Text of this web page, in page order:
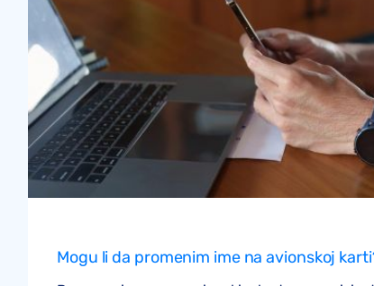
Mogu li da promenim ime na avionskoj